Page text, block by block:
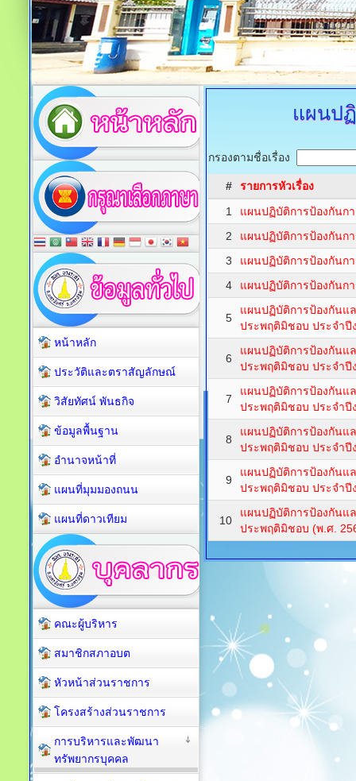
แผนป
กรองตามชื่อเรื่อง
#
รายการหัวเรื่อง
1
แผนปฏิบัติการป้องกันก
2
แผนปฏิบัติการป้องกันก
3
แผนปฏิบัติการป้องกันก
4
แผนปฏิบัติการป้องกันก
5
แผนปฏิบัติการป้องกันแ
ประพฤติมิชอบ ประจำปี
6
แผนปฏิบัติการป้องกันแ
ประพฤติมิชอบ ประจำปี
7
แผนปฏิบัติการป้องกันแ
ประพฤติมิชอบ ประจำปี
8
แผนปฏิบัติการป้องกันแ
ประพฤติมิชอบ ประจำปี
9
แผนปฏิบัติการป้องกันแ
ประพฤติมิชอบ ประจำปี
10
แผนปฏิบัติการป้องกันแ
ประพฤติมิชอบ (พ.ศ.
หน้าหลัก
ประวัติและตราสัญลักษณ์
วิสัยทัศน์ พันธกิจ
ข้อมูลพื้นฐาน
อำนาจหน้าที่
แผนที่มุมมองถนน
แผนที่ดาวเทียม
คณะผู้บริหาร
สมาชิกสภาอบต
หัวหน้าส่วนราชการ
โครงสร้างส่วนราชการ
การบริหารและพัฒนา
ทรัพยากรบุคคล